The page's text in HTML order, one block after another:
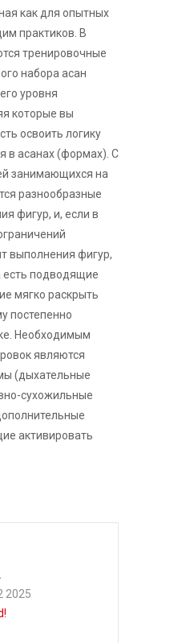
как для опытных
практиков. В
тренировочные
набора асан
уровня
которые вы
освоить логику
в асанах (формах). С
занимающихся на
разнообразные
фигур, и, если в
выполнения фигур,
есть подводящие
мягко раскрыть
постепенно
Необходимым
являются
(дыхательные
сухожильные
активировать
2025